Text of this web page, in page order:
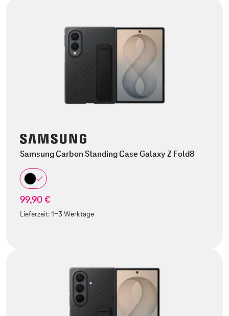
Samsung Carbon Standing Case Galaxy Z Fold8
99,90 €
Lieferzeit:1-3 Werktage